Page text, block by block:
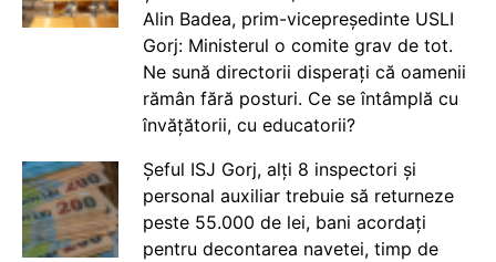
Alin Badea, prim-vicepreședinte USLI
Gorj: Ministerul o comite grav de tot.
Ne sună directorii disperați că oamenii
rămân fără posturi. Ce se întâmplă cu
învățătorii, cu educatorii?
Șeful ISJ Gorj, alți 8 inspectori și
personal auxiliar trebuie să returneze
peste 55.000 de lei, bani acordați
pentru decontarea navetei, timp de